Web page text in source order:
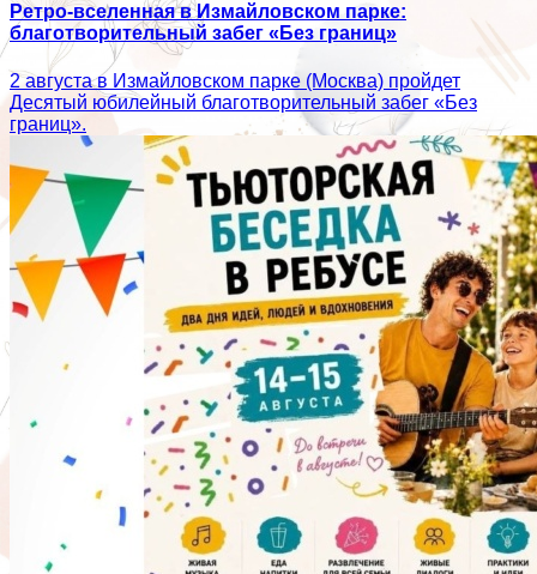
Ретро-вселенная в Измайловском парке:
благотворительный забег «Без границ»
2 августа в Измайловском парке (Москва) пройдет
Десятый юбилейный благотворительный забег «Без
границ».